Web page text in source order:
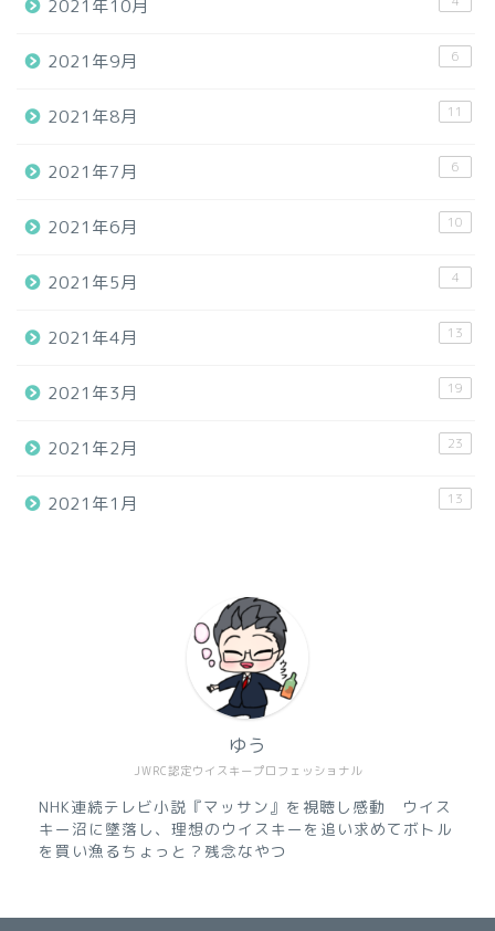
2021年10月
2021年9月 6
2021年8月 11
2021年7月 6
2021年6月 10
2021年5月 4
2021年4月 13
2021年3月 19
2021年2月 23
2021年1月 13
JWRC認定ウイスキープロフェッショナル
ゆう
NHK連続テレビ小説『マッサン』を視聴し感動 ウイス
キー沼に墜落し、理想のウイスキーを追い求めてボトル
を買い漁るちょっと？残念なやつ